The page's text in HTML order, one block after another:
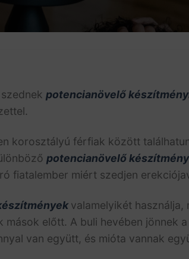
potencianövelő
korosztályú férfiak között
potencianövelő
fiatalember miért szedjen
valamelyikét
előtt. A buli hevében jönnek
van együtt, és mióta vannak